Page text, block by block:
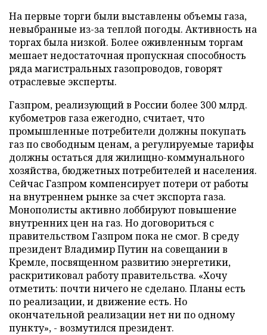
На первые торги были выставлены объемы газа,
невыбранные из-за теплой погоды. Активность на
торгах была низкой. Более оживленным торгам
мешает недостаточная пропускная способность
ряда магистральных газопроводов, говорят
отраслевые эксперты.
Газпром, реализующий в России более 300 млрд.
кубометров газа ежегодно, считает, что
промышленные потребители должны покупать
газ по свободным ценам, а регулируемые тарифы
должны остаться для жилищно-коммунального
хозяйства, бюджетных потребителей и населения.
Сейчас Газпром компенсирует потери от работы
на внутреннем рынке за счет экспорта газа.
Монополисты активно лоббируют повышение
внутренних цен на газ. Но договориться с
правительством Газпром пока не смог. В среду
президент Владимир Путин на совещании в
Кремле, посвященном развитию энергетики,
раскритиковал работу правительства. «Хочу
отметить: почти ничего не сделано. Планы есть
по реализации, и движение есть. Но
окончательной реализации нет ни по одному
пункту», - возмутился президент.